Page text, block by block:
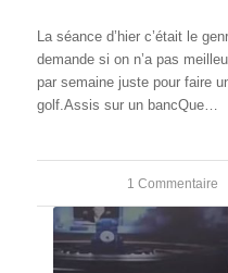
La séance d’hier c’était le
demande si on n’a pas
par semaine juste pour faire
golf.Assis sur un bancQue…
1 Commentaire
/